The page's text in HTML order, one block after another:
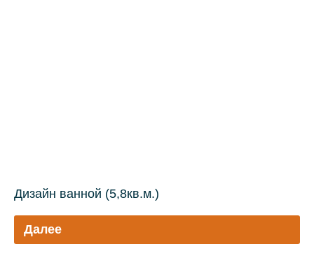
Дизайн ванной (5,8кв.м.)
Далее